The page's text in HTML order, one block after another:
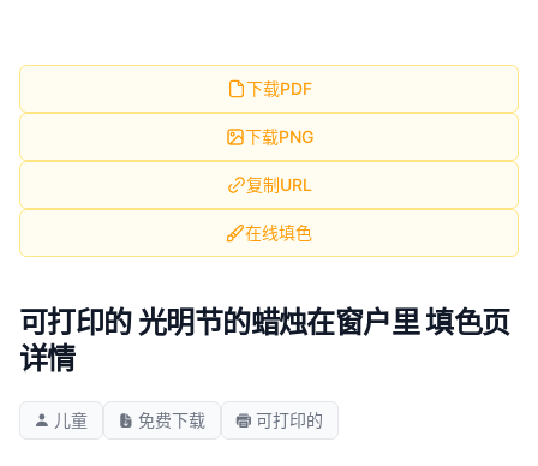
下载PDF
下载PNG
复制URL
在线填色
可打印的 光明节的蜡烛在窗户里 填色页
详情
儿童 免费下载 可打印的